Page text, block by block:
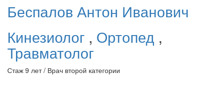
Беспалов Антон Иванович
Кинезиолог , Ортопед ,
Травматолог
Стаж 9 лет / Врач второй категории